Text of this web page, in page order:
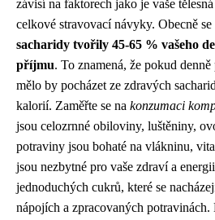
závisí na faktorech jako je vaše
celkové stravovací návyky. Obecně
sacharidy tvořily 45-65 % vašeho
příjmu. To znamená, že pokud
mělo by pocházet ze zdravých
kalorií. Zaměřte se na konzumaci
jsou celozrnné obiloviny, luštěniny,
potraviny jsou bohaté na vlákninu,
jsou nezbytné pro vaše zdraví a
jednoduchých cukrů, které se
nápojích a zpracovaných